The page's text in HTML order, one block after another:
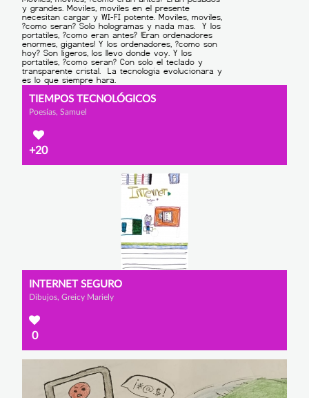
TIEMPOS TECNOLÓGICOS
Poesías, Samuel
+20
INTERNET SEGURO
Dibujos, Greicy Mariely
0